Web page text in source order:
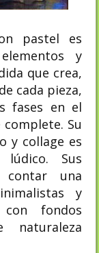
pastel es
y
que crea,
cada pieza,
fases en el
Su
y collage es
Sus
contar una
y
con fondos
naturaleza